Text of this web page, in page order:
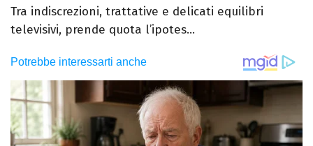
Tra indiscrezioni, trattative e delicati equilibri
televisivi, prende quota l’ipotes...